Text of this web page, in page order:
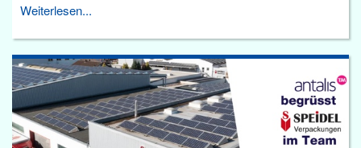
Weiterlesen...